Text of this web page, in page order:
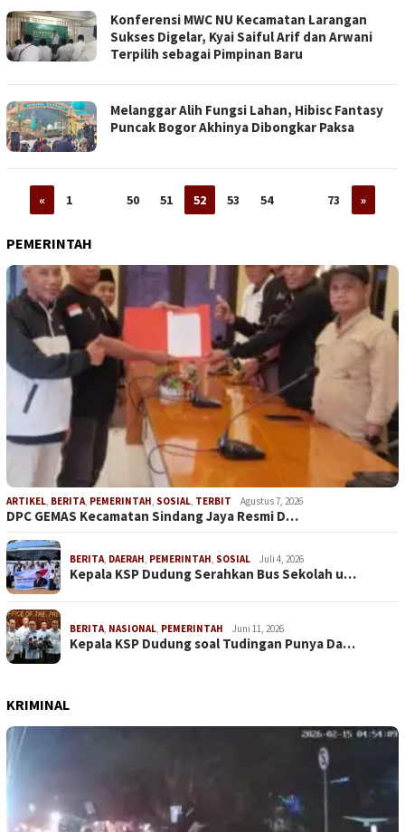
Konferensi MWC NU Kecamatan Larangan
Sukses Digelar, Kyai Saiful Arif dan Arwani
Terpilih sebagai Pimpinan Baru
Melanggar Alih Fungsi Lahan, Hibisc Fantasy
Puncak Bogor Akhinya Dibongkar Paksa
« 1 50 51 52 53 54 73 »
PEMERINTAH
ARTIKEL, BERITA, PEMERINTAH, SOSIAL, TERBIT Agustus 7, 2026
DPC GEMAS Kecamatan Sindang Jaya Resmi D…
BERITA, DAERAH, PEMERINTAH, SOSIAL Juli 4, 2026
Kepala KSP Dudung Serahkan Bus Sekolah u…
BERITA, NASIONAL, PEMERINTAH Juni 11, 2026
Kepala KSP Dudung soal Tudingan Punya Da…
KRIMINAL